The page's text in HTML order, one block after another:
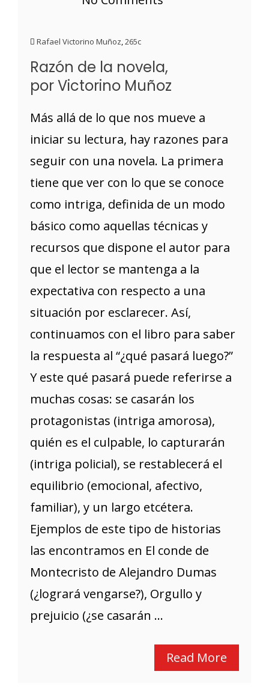
Rafael Victorino Muñoz,265c
Razón de la novela,
por Victorino Muñoz
Más allá de lo que nos mueve a
iniciar su lectura, hay razones para
seguir con una novela. La primera
tiene que ver con lo que se conoce
como intriga, definida de un modo
básico como aquellas técnicas y
recursos que dispone el autor para
que el lector se mantenga a la
expectativa con respecto a una
situación por esclarecer. Así,
continuamos con el libro para saber
la respuesta al “¿qué pasará luego?”
Y este qué pasará puede referirse a
muchas cosas: se casarán los
protagonistas (intriga amorosa),
quién es el culpable, lo capturarán
(intriga policial), se restablecerá el
equilibrio (emocional, afectivo,
familiar), y un largo etcétera.
Ejemplos de este tipo de historias
las encontramos en El conde de
Montecristo de Alejandro Dumas
(¿logrará vengarse?), Orgullo y
prejuicio (¿se casarán ...
Read More